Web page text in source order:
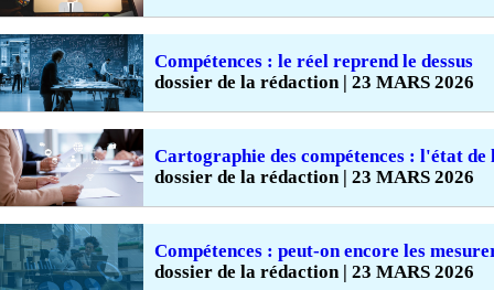
Compétences : le réel reprend le dessus
dossier de la rédaction | 23 MARS 2026
Cartographie des compétences : l'état
dossier de la rédaction | 23 MARS 2026
Compétences : peut-on encore les
dossier de la rédaction | 23 MARS 2026